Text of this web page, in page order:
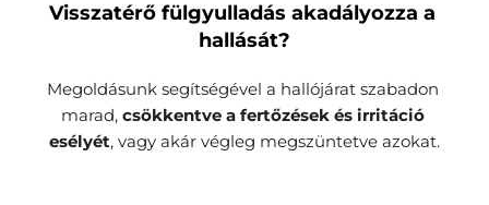
Visszatérő fülgyulladás akadályozza a
hallását?
Megoldásunk segítségével a hallójárat szabadon
marad, csökkentve a fertőzések és irritáció
esélyét, vagy akár végleg megszüntetve azokat.